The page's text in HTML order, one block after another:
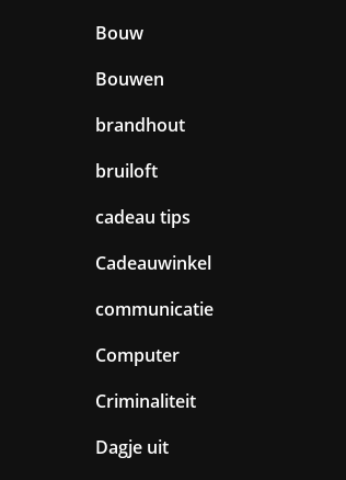
Bouw
Bouwen
brandhout
bruiloft
cadeau tips
Cadeauwinkel
communicatie
Computer
Criminaliteit
Dagje uit